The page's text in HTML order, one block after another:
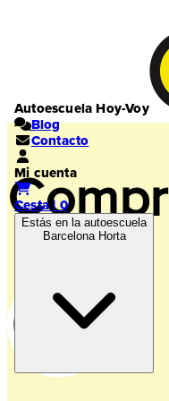
Autoescuela Hoy-Voy
Blog
Contacto
Mi cuenta
Cesta | 0
Estás en la autoescuela
Barcelona Horta